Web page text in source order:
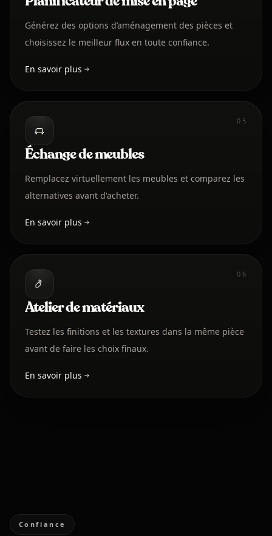
Générez des options d’aménagement des pièces et
choisissez le meilleur flux en toute confiance.
En savoir plus
05
Échange de meubles
Remplacez virtuellement les meubles et comparez les
alternatives avant d'acheter.
En savoir plus
06
Atelier de matériaux
Testez les finitions et les textures dans la même pièce
avant de faire les choix finaux.
En savoir plus
Confiance